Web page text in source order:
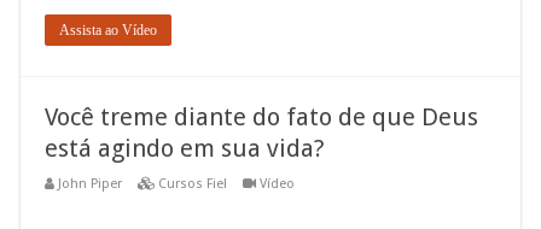
Assista ao Vídeo
Você treme diante do fato de que Deus
está agindo em sua vida?
John Piper Cursos Fiel Vídeo